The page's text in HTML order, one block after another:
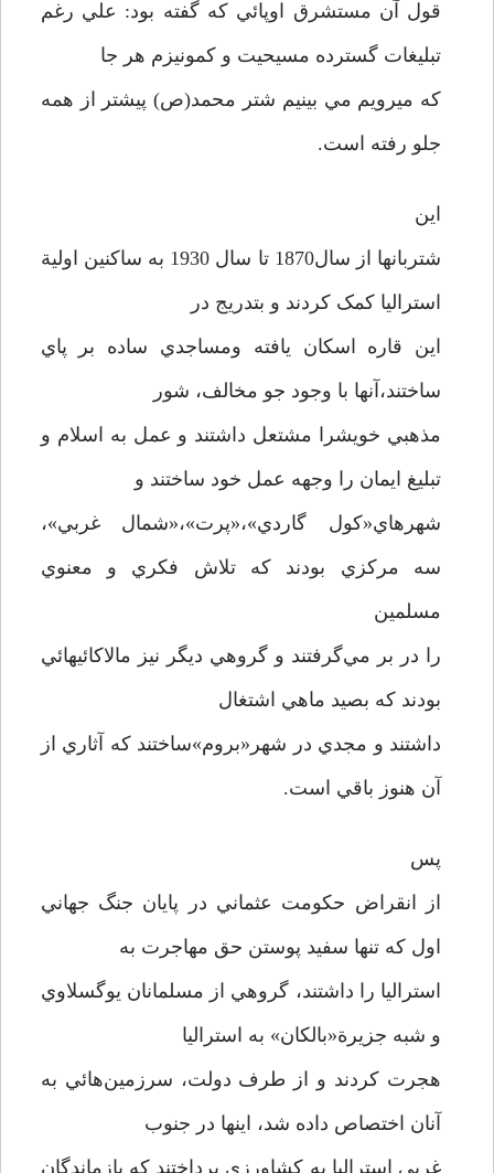
قول آن مستشرق اوپائي که گفته بود: علي رغم
تبليغات گسترده مسيحيت و کمونيزم هر جا
که ميرويم مي بينيم شتر محمد(ص) پيشتر از همه
جلو رفته است.
اين
شتربانها از سال1870 تا سال 1930 به ساکنين اولية
استراليا کمک کردند و بتدريج در
اين قاره اسکان يافته ومساجدي ساده بر پاي
ساختند،آنها با وجود جو مخالف، شور
مذهبي خويشرا مشتعل داشتند و عمل به اسلام و
تبليغ ايمان را وجهه عمل خود ساختند و
شهرهاي«کول گاردي»،«پرت»،«شمال غربي»،
سه مرکزي بودند که تلاش فکري و معنوي
مسلمين
را در بر مي‌گرفتند و گروهي ديگر نيز مالاکائيهائي
بودند که بصيد ماهي اشتغال
داشتند و مجدي در شهر«بروم»ساختند که آثاري از
آن هنوز باقي است.
پس
از انقراض حکومت عثماني در پايان جنگ جهاني
اول که تنها سفيد پوستن حق مهاجرت به
استراليا را داشتند، گروهي از مسلمانان يوگسلاوي
و شبه جزيرة«بالکان» به استراليا
هجرت کردند و از طرف دولت، سرزمين‌هائي به
آنان اختصاص داده شد، اينها در جنوب
غربي استراليا به کشاورزي پرداختند که بازماندگان